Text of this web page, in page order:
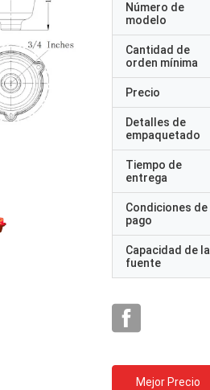
Número de
modelo
Cantidad de
orden mínima
Precio
Detalles de
empaquetado
Tiempo de
entrega
Condiciones de
pago
Capacidad de la
fuente
Mejor Precio